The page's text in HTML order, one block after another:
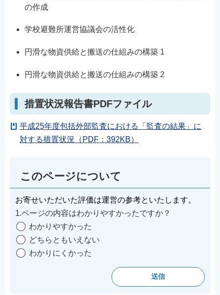
の作成
学校避難所運営協議会の活性化
円滑な物資供給と搬送の仕組みの構築 1
円滑な物資供給と搬送の仕組みの構築 2
措置状況報告書PDFファイル
平成25年度包括外部監査における「監査の結果」に
対する措置状況（PDF：392KB）
このページについて
お寄せいただいた評価は運営の参考といたします。
1.ページの内容はわかりやすかったですか？
わかりやすかった
どちらともいえない
わかりにくかった